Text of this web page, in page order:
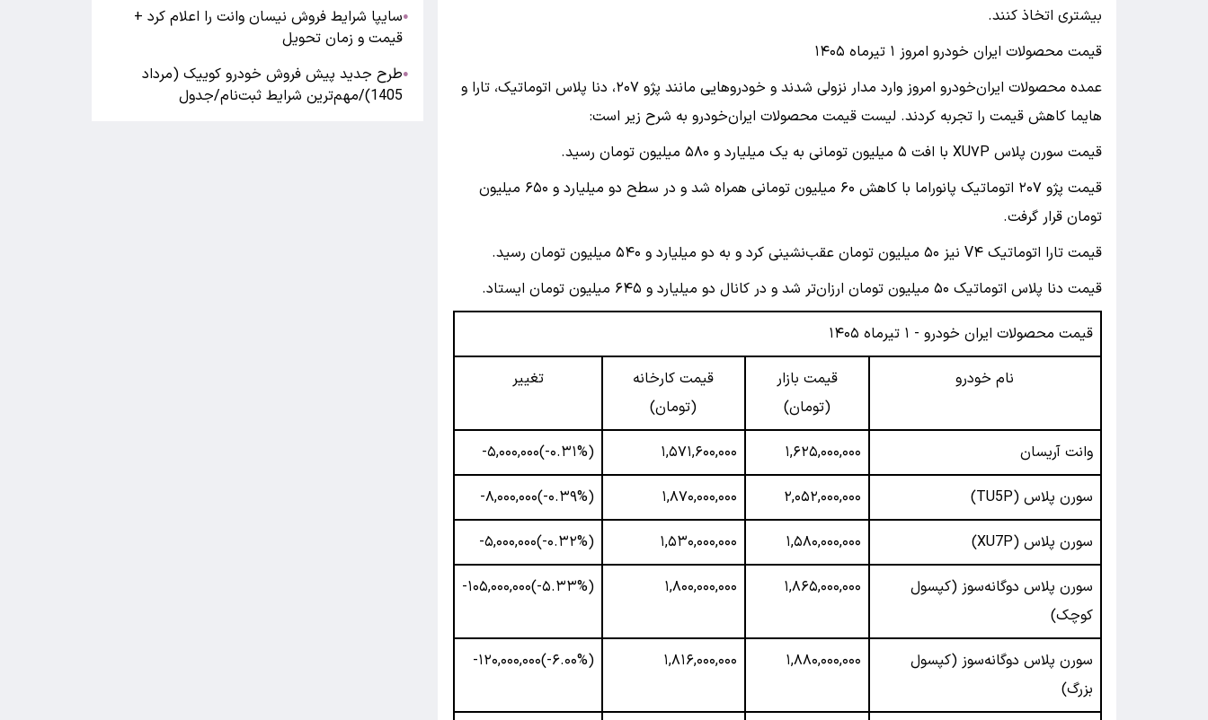
بیشتری اتخاذ کنند.
قیمت محصولات ایران خودرو امروز ۱ تیرماه ۱۴۰۵
عمده محصولات ایران‌خودرو امروز وارد مدار نزولی شدند و خودروهایی مانند پژو ۲۰۷، دنا پلاس اتوماتیک، تارا و
هایما کاهش قیمت را تجربه کردند. لیست قیمت محصولات ایران‌خودرو به شرح زیر است:
قیمت سورن پلاس XU۷P با افت ۵ میلیون تومانی به یک میلیارد و ۵۸۰ میلیون تومان رسید.
قیمت پژو ۲۰۷ اتوماتیک پانوراما با کاهش ۶۰ میلیون تومانی همراه شد و در سطح دو میلیارد و ۶۵۰ میلیون
تومان قرار گرفت.
قیمت تارا اتوماتیک V۴ نیز ۵۰ میلیون تومان عقب‌نشینی کرد و به دو میلیارد و ۵۴۰ میلیون تومان رسید.
قیمت دنا پلاس اتوماتیک ۵۰ میلیون تومان ارزان‌تر شد و در کانال دو میلیارد و ۶۴۵ میلیون تومان ایستاد.
قیمت محصولات ایران خودرو - ۱ تیرماه ۱۴۰۵
نام خودرو
قیمت بازار
(تومان)
قیمت کارخانه
(تومان)
تغییر
وانت آریسان ۱,۶۲۵,۰۰۰,۰۰۰ ۱,۵۷۱,۶۰۰,۰۰۰ (‎-۰.۳۱%‌)‎-۵,۰۰۰,۰۰۰‌
سورن پلاس (TU5P) ۲,۰۵۲,۰۰۰,۰۰۰ ۱,۸۷۰,۰۰۰,۰۰۰ (‎-۰.۳۹%‌)‎-۸,۰۰۰,۰۰۰‌
سورن پلاس (XU7P) ۱,۵۸۰,۰۰۰,۰۰۰ ۱,۵۳۰,۰۰۰,۰۰۰ (‎-۰.۳۲%‌)‎-۵,۰۰۰,۰۰۰‌
سورن پلاس دوگانه‌سوز (کپسول
کوچک)
۱,۸۶۵,۰۰۰,۰۰۰ ۱,۸۰۰,۰۰۰,۰۰۰ (‎-۵.۳۳%‌)‎-۱۰۵,۰۰۰,۰۰۰‌
سورن پلاس دوگانه‌سوز (کپسول
بزرگ)
۱,۸۸۰,۰۰۰,۰۰۰ ۱,۸۱۶,۰۰۰,۰۰۰ (‎-۶.۰۰%‌)‎-۱۲۰,۰۰۰,۰۰۰‌
●سایپا شرایط فروش نیسان وانت را اعلام کرد +
قیمت و زمان تحویل
●طرح جدید پیش فروش خودرو کوییک (مرداد
1405)/مهم‌ترین شرایط ثبت‌نام/جدول